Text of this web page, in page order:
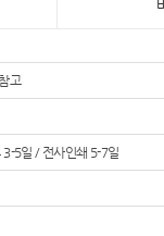
고
3-5일 / 전사인쇄 5-7일